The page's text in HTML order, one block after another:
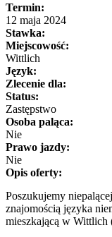
Termin:
12 maja 2024
Stawka:
Miejscowość:
Wittlich
Język:
Zlecenie dla:
Status:
Zastępstwo
Osoba paląca:
Nie
Prawo jazdy:
Nie
Opis oferty:
Poszukujemy
znajomością języka
mieszkającą w